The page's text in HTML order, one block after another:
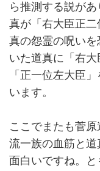
ら推測する説が
真が「右大臣正
真の怨霊の呪い
いた道真に「右
「正一位左大臣
います。
ここでまたも菅
流一族の血筋と
面白いですね。